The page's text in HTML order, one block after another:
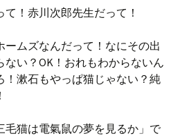
！赤川次郎先生だって！
ムズなんだって！なにその出
い？OK！おれもわからないん
！漱石もやっぱ猫じゃない？純
毛猫は電氣鼠の夢を見るか」で